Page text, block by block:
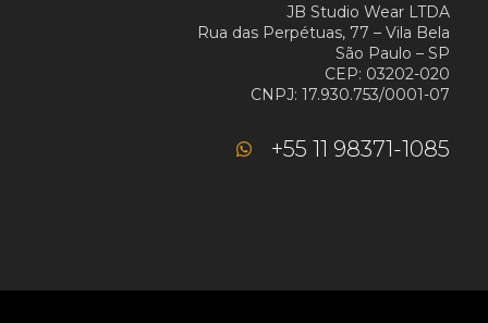
JB Studio Wear LTDA
Rua das Perpétuas, 77 – Vila Bela
São Paulo – SP
CEP: 03202-020
CNPJ: 17.930.753/0001-07
+55 11 98371-1085